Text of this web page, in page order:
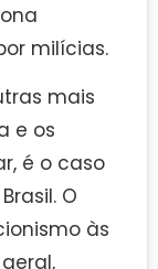
milícias.
mais
e os
é o caso
O
às